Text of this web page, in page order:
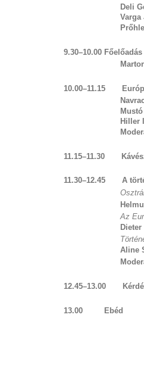
Deli
Varga
9.30–10.00 Főelőadás
10.00–11.15
Hiller
11.15–11.30
11.30–12.45 A
Az
Aline
12.45–13.00
13.00 Ebéd